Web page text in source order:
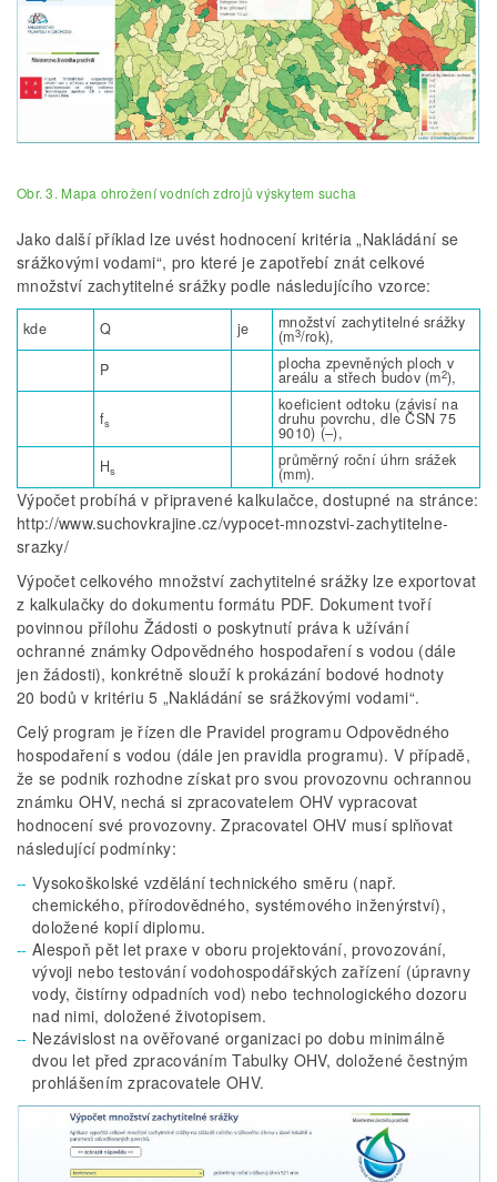
Obr. 3. Mapa ohrožení vodních zdrojů výskytem sucha
Jako další příklad lze uvést hodnocení kritéria „Nakládání se
srážkovými vodami“, pro které je zapotřebí znát celkové
množství zachytitelné srážky podle následujícího vzorce:
kde Q je množství zachytitelné srážky
(m3/rok),
P
plocha zpevněných ploch v
areálu a střech budov (m2),
fs
koeficient odtoku (závisí na
druhu povrchu, dle ČSN 75
9010) (–),
Hs
průměrný roční úhrn srážek
(mm).
Výpočet probíhá v připravené kalkulačce, dostupné na stránce:
http://www.suchovkrajine.cz/vypocet-mnozstvi-zachytitelne-
srazky/
Výpočet celkového množství zachytitelné srážky lze exportovat
z kalkulačky do dokumentu formátu PDF. Dokument tvoří
povinnou přílohu Žádosti o poskytnutí práva k užívání
ochranné známky Odpovědného hospodaření s vodou (dále
jen žádosti), konkrétně slouží k prokázání bodové hodnoty
20 bodů v kritériu 5 „Nakládání se srážkovými vodami“.
Celý program je řízen dle Pravidel programu Odpovědného
hospodaření s vodou (dále jen pravidla programu). V případě,
že se podnik rozhodne získat pro svou provozovnu ochrannou
známku OHV, nechá si zpracovatelem OHV vypracovat
hodnocení své provozovny. Zpracovatel OHV musí splňovat
následující podmínky:
Vysokoškolské vzdělání technického směru (např.
chemického, přírodovědného, systémového inženýrství),
doložené kopií diplomu.
Alespoň pět let praxe v oboru projektování, provozování,
vývoji nebo testování vodohospodářských zařízení (úpravny
vody, čistírny odpadních vod) nebo technologického dozoru
nad nimi, doložené životopisem.
Nezávislost na ověřované organizaci po dobu minimálně
dvou let před zpracováním Tabulky OHV, doložené čestným
prohlášením zpracovatele OHV.